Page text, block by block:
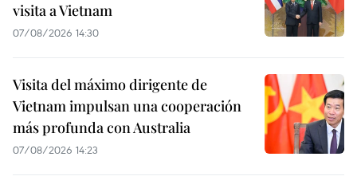
visita a Vietnam
07/08/2026 14:30
Visita del máximo dirigente de
Vietnam impulsan una cooperación
más profunda con Australia
07/08/2026 14:23